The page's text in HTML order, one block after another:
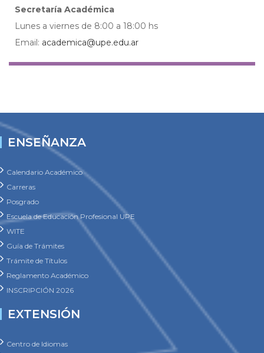
Secretaría Académica
Lunes a viernes de 8:00 a 18:00 hs
Email: academica@upe.edu.ar
ENSEÑANZA
Calendario Académico
Carreras
Posgrado
Escuela de Educación Profesional UPE
WITE
Guía de Trámites
Trámite de Títulos
Reglamento Académico
INSCRIPCIÓN 2026
EXTENSIÓN
Centro de Idiomas